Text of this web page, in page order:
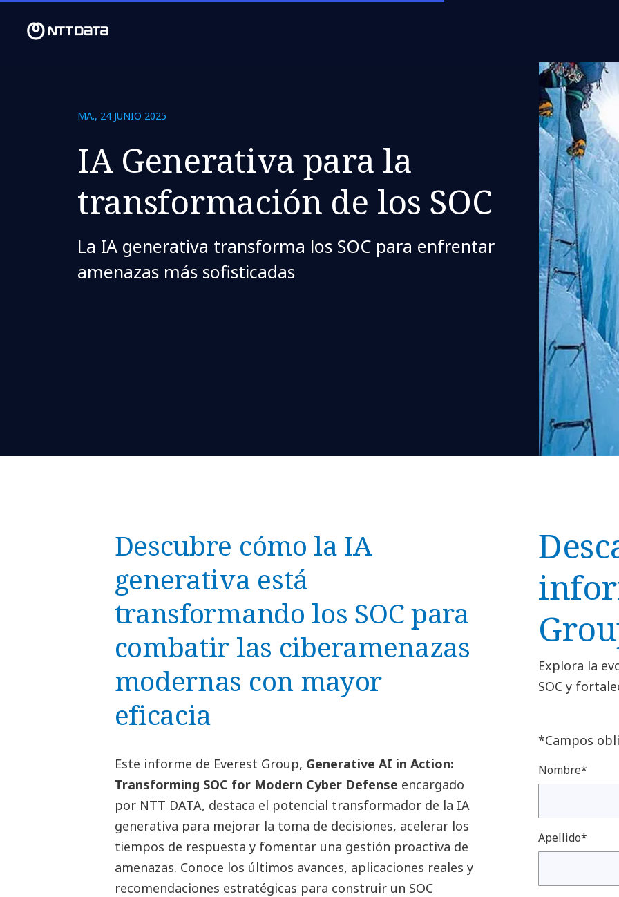
MA., 24 JUNIO 2025
IA Generativa para la
transformación de los SOC
La IA generativa transforma los SOC para enfrentar
amenazas más sofisticadas
Descubre cómo la IA
generativa está
transformando los SOC para
combatir las ciberamenazas
modernas con mayor
eficacia
Este informe de Everest Group, Generative AI in Action:
Transforming SOC for Modern Cyber Defense encargado
por NTT DATA, destaca el potencial transformador de la IA
generativa para mejorar la toma de decisiones, acelerar los
tiempos de respuesta y fomentar una gestión proactiva de
amenazas. Conoce los últimos avances, aplicaciones reales y
recomendaciones estratégicas para construir un SOC
Explora la
SOC y
*Campos
Nombre*
Apellido*